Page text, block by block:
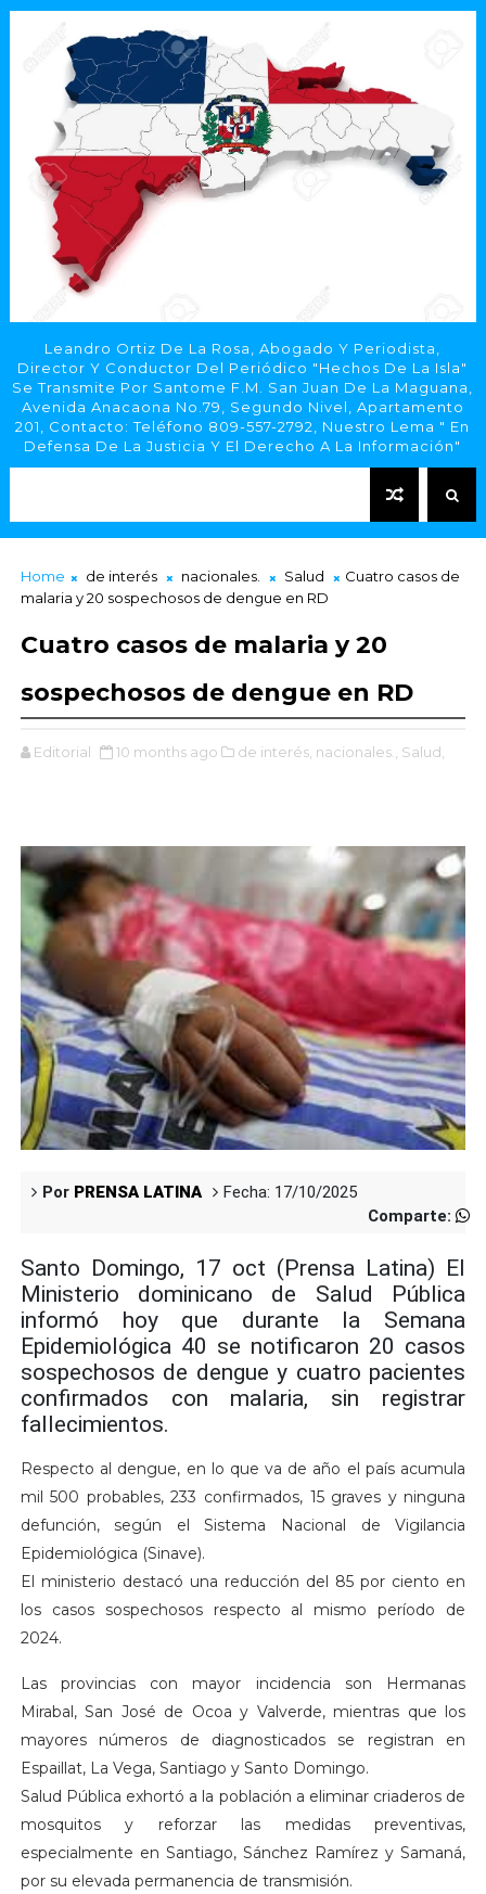
Leandro Ortiz De La Rosa, Abogado Y Periodista,
Director Y Conductor Del Periódico "Hechos De La Isla"
Se Transmite Por Santome F.M. San Juan De La Maguana,
Avenida Anacaona No.79, Segundo Nivel, Apartamento
201, Contacto: Teléfono 809-557-2792, Nuestro Lema " En
Defensa De La Justicia Y El Derecho A La Información"
Home de interés nacionales. Salud
Cuatro casos de
malaria y 20 sospechosos de dengue en RD
Cuatro casos de malaria y 20
sospechosos de dengue en RD
Editorial 10 months ago de interés, nacionales., Salud,
Por PRENSA LATINA
Fecha: 17/10/2025
Comparte:
Santo Domingo, 17 oct (Prensa Latina) El
Ministerio dominicano de Salud Pública
informó hoy que durante la Semana
Epidemiológica 40 se notificaron 20 casos
sospechosos de dengue y cuatro pacientes
confirmados con malaria, sin registrar
fallecimientos.
Respecto al dengue, en lo que va de año el país acumula
mil 500 probables, 233 confirmados, 15 graves y ninguna
defunción, según el Sistema Nacional de Vigilancia
Epidemiológica (Sinave).
El ministerio destacó una reducción del 85 por ciento en
los casos sospechosos respecto al mismo período de
2024.
Las provincias con mayor incidencia son Hermanas
Mirabal, San José de Ocoa y Valverde, mientras que los
mayores números de diagnosticados se registran en
Espaillat, La Vega, Santiago y Santo Domingo.
Salud Pública exhortó a la población a eliminar criaderos de
mosquitos y reforzar las medidas preventivas,
especialmente en Santiago, Sánchez Ramírez y Samaná,
por su elevada permanencia de transmisión.